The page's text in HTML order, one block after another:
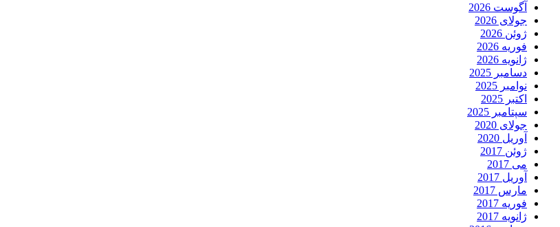
آگوست 2026
جولای 2026
ژوئن 2026
فوریه 2026
ژانویه 2026
دسامبر 2025
نوامبر 2025
اکتبر 2025
سپتامبر 2025
جولای 2020
آوریل 2020
ژوئن 2017
می 2017
آوریل 2017
مارس 2017
فوریه 2017
ژانویه 2017